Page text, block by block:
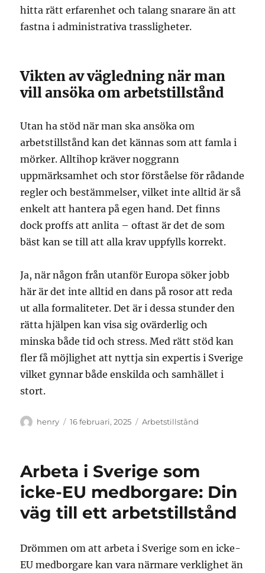
hitta rätt erfarenhet och talang snarare än att
fastna i administrativa trassligheter.
Vikten av vägledning när man
vill ansöka om arbetstillstånd
Utan ha stöd när man ska ansöka om
arbetstillstånd kan det kännas som att famla i
mörker. Alltihop kräver noggrann
uppmärksamhet och stor förståelse för rådande
regler och bestämmelser, vilket inte alltid är så
enkelt att hantera på egen hand. Det finns
dock proffs att anlita – oftast är det de som
bäst kan se till att alla krav uppfylls korrekt.
Ja, när någon från utanför Europa söker jobb
här är det inte alltid en dans på rosor att reda
ut alla formaliteter. Det är i dessa stunder den
rätta hjälpen kan visa sig ovärderlig och
minska både tid och stress. Med rätt stöd kan
fler få möjlighet att nyttja sin expertis i Sverige
vilket gynnar både enskilda och samhället i
stort.
Författare
henry
Publicerat
16 februari, 2025 Kategorier
Arbetstillstånd
Arbeta i Sverige som
icke-EU medborgare: Din
väg till ett arbetstillstånd
Drömmen om att arbeta i Sverige som en icke-
EU medborgare kan vara närmare verklighet än